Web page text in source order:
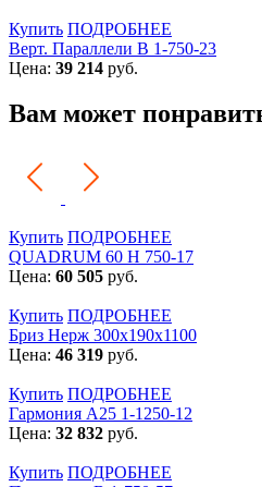
Купить ПОДРОБНЕЕ
Верт. Параллели В 1-750-23
Цена: 39 214 руб.
Вам может
Купить ПОДРОБНЕЕ
QUADRUM 60 H 750-17
Цена: 60 505 руб.
Купить ПОДРОБНЕЕ
Бриз Нерж 300х190х1100
Цена: 46 319 руб.
Купить ПОДРОБНЕЕ
Гармония А25 1-1250-12
Цена: 32 832 руб.
Купить ПОДРОБНЕЕ